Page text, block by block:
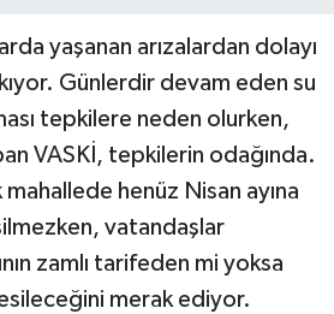
yaşanan arızalardan dolayı
Günlerdir devam eden su
tepkilere neden olurken,
VASKİ, tepkilerin odağında.
henüz Nisan ayına
vatandaşlar
zamlı tarifeden mi yoksa
merak ediyor.